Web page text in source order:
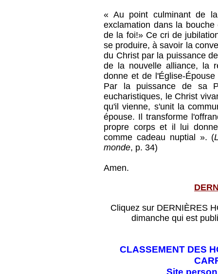
« Au point culminant de
exclamation dans la
de la foi!» Ce cri de
se produire, à savoir la
du Christ par la puissance
de la nouvelle alliance, la
donne et de l'Église-
Par la puissance de sa
eucharistiques, le Christ
qu'il vienne, s'unit la
épouse. Il transforme
propre corps et il lui
comme cadeau nuptial ». (
monde, p. 34)
Amen.
Cliquez sur DERNIÈRES
dimanche qui est
CLASSEMENT DES
Site